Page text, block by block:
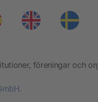
föreningar och